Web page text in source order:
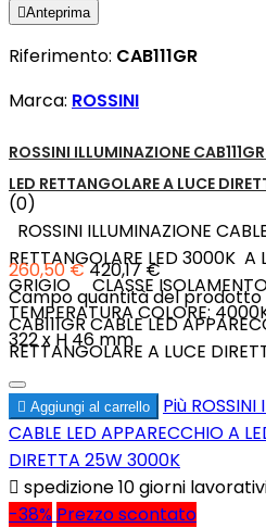
Anteprima
Riferimento: CAB111GR
Marca: ROSSINI
ROSSINI ILLUMINAZIONE
LED RETTANGOLARE A LUCE
(0)
ROSSINI ILLUMINAZIONE
RETTANGOLARE LED 3000K A
GRIGIO CLASSE
TEMPERATURA COLORE:
322 x H 46 mm
260,50 € 420,17 €
Campo quantità del prodotto
CAB111GR CABLE LED
RETTANGOLARE A LUCE
 Aggiungi al carrello Più ROSSINI
CABLE LED APPARECCHIO A
DIRETTA 25W 3000K
 spedizione 10 giorni
-38% Prezzo scontato